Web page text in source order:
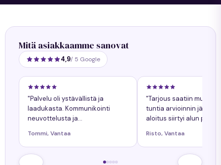
Mitä asiakkaamme sanovat
4,9/ 5 Google
"Palvelu oli ystävällistä ja
laadukasta. Kommunikointi
neuvottelusta ja
Kaikkiin kysymyksiin tuli
nopeasti vastaukset. Työn
lopputulos oli onnistunut."
Tommi, Vantaa
"Tarjous saatiin
tuntia arvioinnin
aloitus siirtyi alun perin
siitä oli ollut etukäteen
tiedossa."
Risto, Vantaa